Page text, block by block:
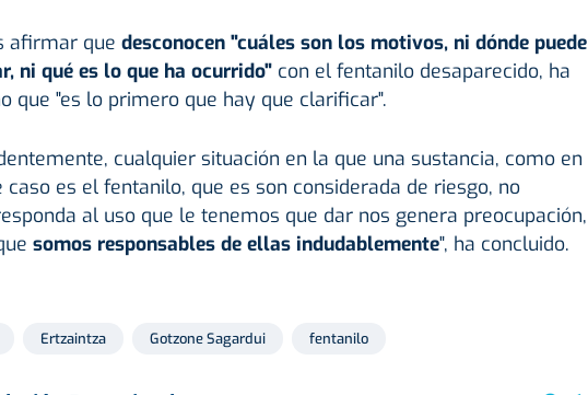
afirmar que desconocen "cuáles son los motivos, ni dónde puede
ni qué es lo que ha ocurrido" con el fentanilo desaparecido, ha
que "es lo primero que hay que clarificar".
cualquier situación en la que una sustancia, como en
caso es el fentanilo, que es son considerada de riesgo, no
al uso que le tenemos que dar nos genera preocupación,
somos responsables de ellas indudablemente", ha concluido.
Ertzaintza Gotzone Sagardui fentanilo